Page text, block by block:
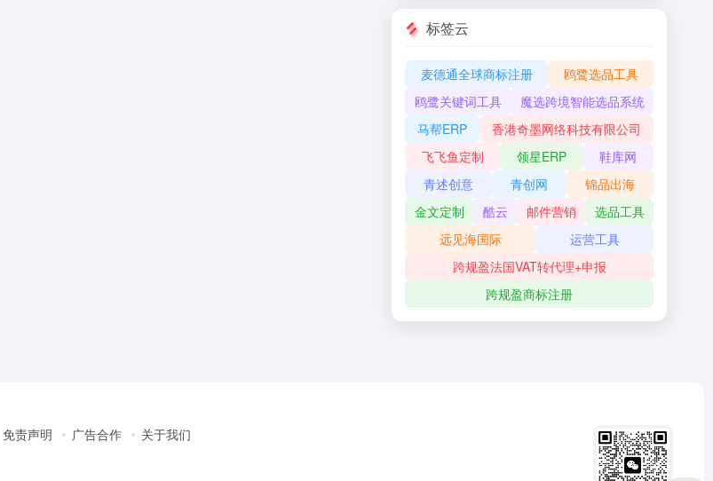
标签云
麦德通全球商标注册
鸥鹭选品工具
鸥鹭关键词工具
魔选跨境智能选品系统
马帮ERP
香港奇墨网络科技有限公司
飞飞鱼定制
领星ERP
鞋库网
青述创意
青创网
锦品出海
金文定制
酷云 邮件营销
选品工具
远见海国际
运营工具
跨规盈法国VAT转代理+申报
跨规盈商标注册
免责声明 广告合作 关于我们